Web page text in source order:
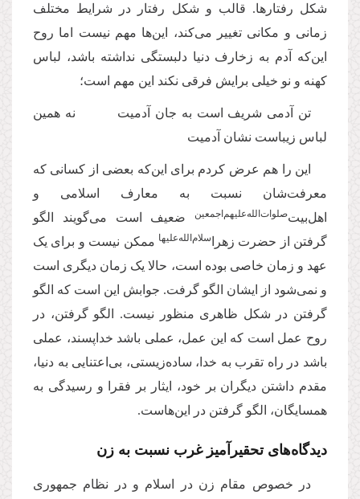
شکل رفتارها. قالب و شکل رفتار در شرایط مختلف
زمانی و مکانی تغییر می‌کند، این‌ها مهم نیست اما روح
این‌که آدم به زخارف دنیا دلبستگی نداشته باشد، لباس
کهنه و نو خیلی برایش فرقی نکند این مهم است؛
تن آدمی شریف است به جان آدمیت نه همین
لباس زیباست نشان آدمیت
این را هم عرض کردم برای این‌که بعضی از کسانی که
معرفت‌شان نسبت به معارف اسلامی و
اهل‌بیت‌صلوات‌‌الله‌‌عليهم‌‌اجمعين
ضعیف است می‌گویند الگو
گرفتن از حضرت زهرا
سلام‌‌الله‌‌علیها ممکن نیست و برای یک
عهد و زمان خاصی بوده است، حالا یک زمان دیگری است
و نمی‌شود از ایشان الگو گرفت. جوابش این است که الگو
گرفتن در شکل ظاهری منظور نیست. الگو گرفتن، در
روح عمل است که این عمل، عملی باشد خداپسند، عملی
باشد در راه تقرب به خدا، ساده‌زیستی، بی‌اعتنایی به دنیا،
مقدم داشتن دیگران بر خود، ایثار بر فقرا و رسیدگی به
همسایگان، الگو گرفتن در این‌هاست.
دیدگاه‌های تحقیرآمیز غرب نسبت به زن
در خصوص مقام زن در اسلام و در نظام جمهوری